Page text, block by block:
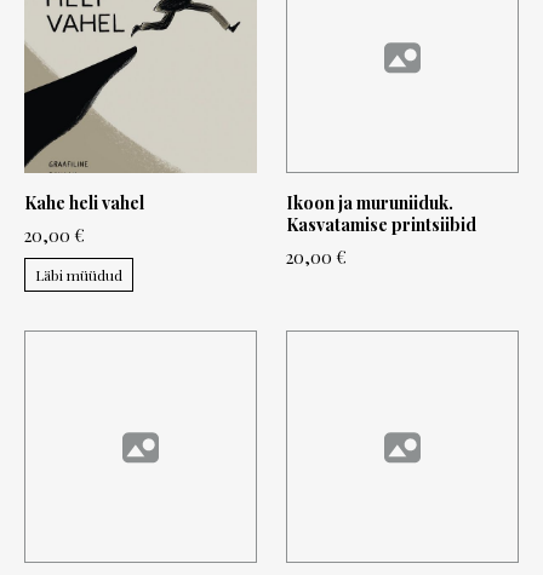
Kahe heli vahel
20,00 €
Läbi müüdud
Ikoon ja muruniiduk.
Kasvatamise printsiibid
20,00 €